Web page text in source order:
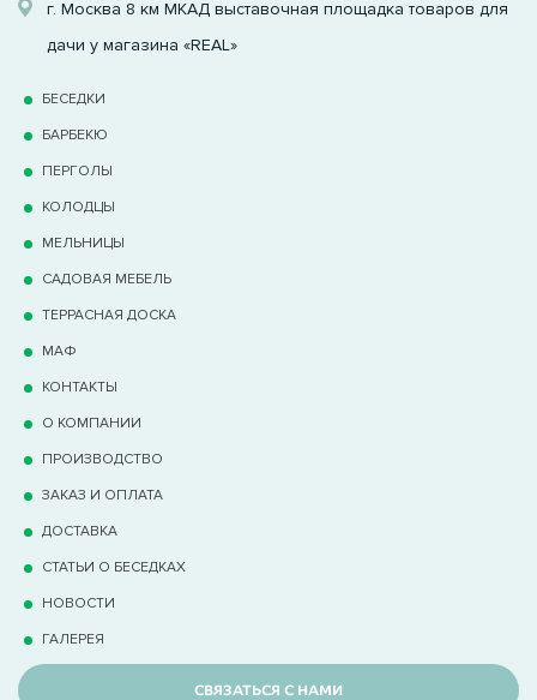
г. Москва 8 км МКАД выставочная площадка товаров для
дачи у магазина «REAL»
БЕСЕДКИ
БАРБЕКЮ
ПЕРГОЛЫ
КОЛОДЦЫ
МЕЛЬНИЦЫ
САДОВАЯ МЕБЕЛЬ
ТЕРРАCНАЯ ДОСКА
МАФ
КОНТАКТЫ
О КОМПАНИИ
ПРОИЗВОДСТВО
ЗАКАЗ И ОПЛАТА
ДОСТАВКА
СТАТЬИ О БЕСЕДКАХ
НОВОСТИ
ГАЛЕРЕЯ
СВЯЗАТЬСЯ С НАМИ